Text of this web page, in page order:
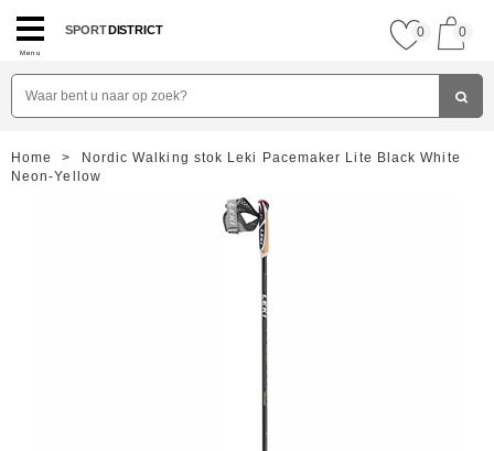
Menu
SPORTDISTRICT 0 0
Home >
Nordic Walking stok Leki Pacemaker Lite Black White
Neon-Yellow